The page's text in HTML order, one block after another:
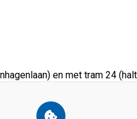
en met tram 24